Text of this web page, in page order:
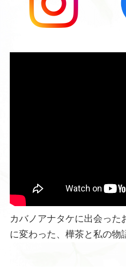
カバノアナタケに出会った
に変わった、樺茶と私の物